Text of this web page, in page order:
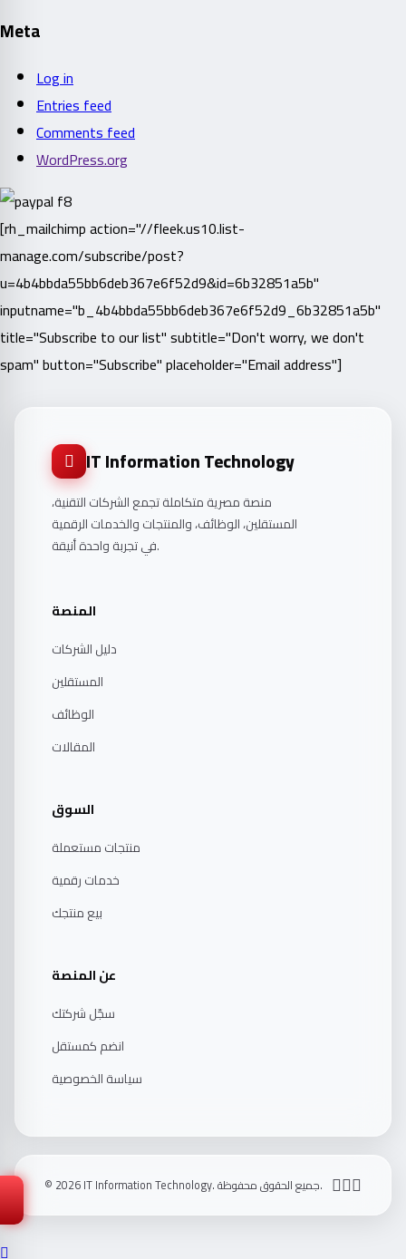
Meta
Log in
Entries feed
Comments feed
WordPress.org
[rh_mailchimp action="//fleek.us10.list-
manage.com/subscribe/post?
u=4b4bbda55bb6deb367e6f52d9&id=6b32851a5b"
inputname="b_4b4bbda55bb6deb367e6f52d9_6b32851a5b"
title="Subscribe to our list" subtitle="Don't worry, we don't
spam" button="Subscribe" placeholder="Email address"]
IT Information Technology
منصة مصرية متكاملة تجمع الشركات التقنية،
المستقلين، الوظائف، والمنتجات والخدمات الرقمية
في تجربة واحدة أنيقة.
المنصة
دليل الشركات
المستقلين
الوظائف
المقالات
السوق
منتجات مستعملة
خدمات رقمية
بيع منتجك
عن المنصة
سجّل شركتك
انضم كمستقل
سياسة الخصوصية
© 2026 IT Information Technology. جميع الحقوق محفوظة.
تواصل مع صاحب الموقع